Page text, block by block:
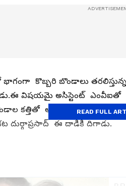
కొబ్బరి బొండాలు తరలిస్తున్న
విషయమై అసిస్టెంట్ ఎంవీఐతో
కత్తితో అసిస్టెంట్ ఎంవీఐ
దుర్గాప్రసాద్ ఈ దాడికి దిగాడు.
READ FULL